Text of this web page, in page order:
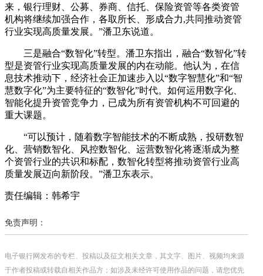
来，银行理财、公募、券商、信托、保险资管等各类资管
机构将继续加强合作，各取所长、形成合力,共同推动资管
行业实现高质量发展。”潘卫东说道。
三是融合“数智化”转型。潘卫东指出，融合“数智化”转
型是资管行业实现高质量发展的内在动能。他认为，在信
息技术推动下，经济社会正加速步入以“数字智慧化”和“智
慧数字化”为主要特征的“数智化”时代。如何运用数字化、
智能化提升资管竞争力，已成为所有资管机构不可回避的
重大课题。
“可以预计，随着数字智能技术的不断成熟，投研数智
化、营销数智化、风控数智化、运营数智化将逐渐成为整
个资管行业的共识和标配，数智化转型将推动资管行业高
质量发展迈向新阶段。”潘卫东表示。
责任编辑：韩希宇
免责声明：
电子银行网发布的专栏、投稿以及征文相关文章，其文字、图片、视频均来源
于作者投稿或转载自相关作品方；如涉及未经许可使用作品的问题，请您优先